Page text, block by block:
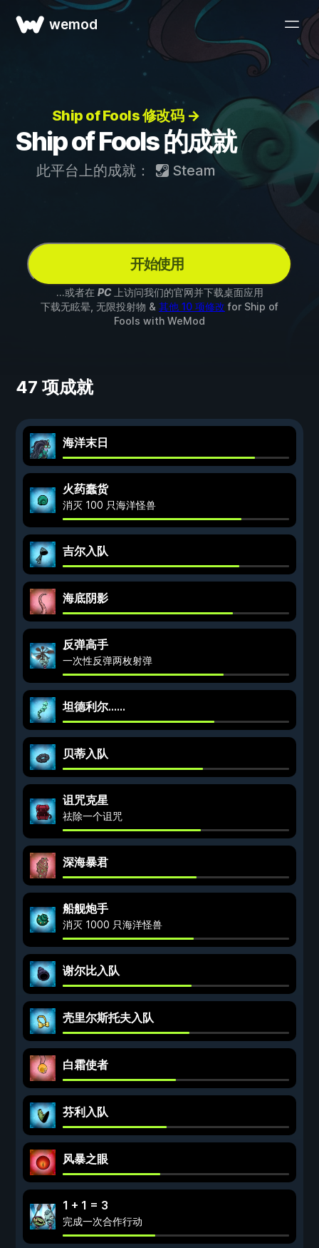
wemod
Ship of Fools 修改码 →
Ship of Fools 的成就
此平台上的成就： Steam
开始使用
...或者在 PC上访问我们的官网并下载桌面应用
下载无眩晕, 无限投射物 & 其他 10 项修改 for Ship of
Fools with WeMod
47 项成就
海洋末日
火药蠢货
消灭 100 只海洋怪兽
吉尔入队
海底阴影
反弹高手
一次性反弹两枚射弹
坦德利尔……
贝蒂入队
诅咒克星
祛除一个诅咒
深海暴君
船舰炮手
消灭 1000 只海洋怪兽
谢尔比入队
壳里尔斯托夫入队
白霜使者
芬利入队
风暴之眼
1 + 1 = 3
完成一次合作行动